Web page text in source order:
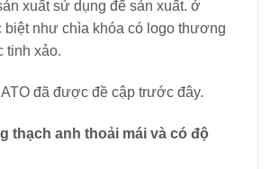
xuất sử dụng để sản xuất. ở
biệt như chìa khóa có logo thương
tinh xảo.
đã được đề cập trước đây.
thạch anh thoải mái và có độ